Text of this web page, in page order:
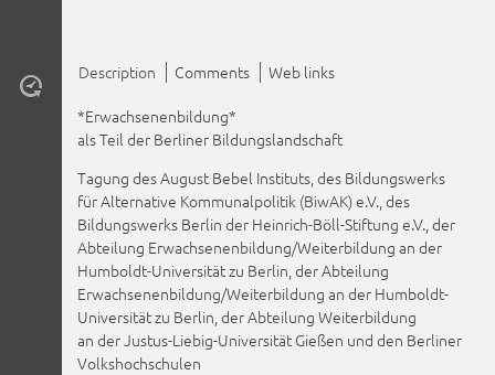
 Description Comments
Web links
*Erwachsenenbildung*
als Teil der Berliner Bildungslandschaft
Tagung des August Bebel Instituts, des Bildungswerks
für Alternative Kommunalpolitik (BiwAK) e.V., des
Bildungswerks Berlin der Heinrich-Böll-Stiftung e.V., der
Abteilung Erwachsenenbildung/Weiterbildung an der
Humboldt-Universität zu Berlin, der Abteilung
Erwachsenenbildung/Weiterbildung an der Humboldt-
Universität zu Berlin, der Abteilung Weiterbildung
an der Justus-Liebig-Universität Gießen und den Berliner
Volkshochschulen